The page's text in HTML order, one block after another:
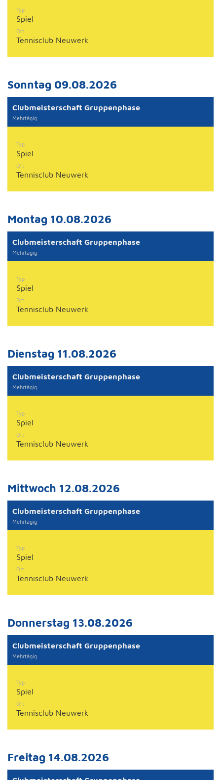
Typ
Spiel
Ort
Tennisclub Neuwerk
Sonntag 09.08.2026
Clubmeisterschaft Gruppenphase
Mehrtägig
Typ
Spiel
Ort
Tennisclub Neuwerk
Montag 10.08.2026
Clubmeisterschaft Gruppenphase
Mehrtägig
Typ
Spiel
Ort
Tennisclub Neuwerk
Dienstag 11.08.2026
Clubmeisterschaft Gruppenphase
Mehrtägig
Typ
Spiel
Ort
Tennisclub Neuwerk
Mittwoch 12.08.2026
Clubmeisterschaft Gruppenphase
Mehrtägig
Typ
Spiel
Ort
Tennisclub Neuwerk
Donnerstag 13.08.2026
Clubmeisterschaft Gruppenphase
Mehrtägig
Typ
Spiel
Ort
Tennisclub Neuwerk
Freitag 14.08.2026